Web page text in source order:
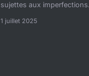
sujettes aux
1 juillet 2025